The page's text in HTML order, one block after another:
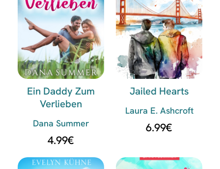
Ein Daddy Zum
Verlieben
Dana Summer
4.99€
Jailed Hearts
Laura E. Ashcroft
6.99€